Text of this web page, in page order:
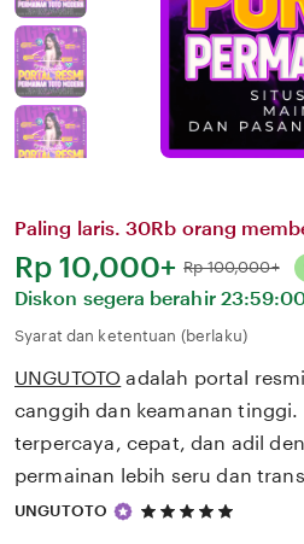
Paling laris. 30Rb orang
Harga:
Rp 10,000+ Normal:
Rp 100,000+
Diskon segera berahir
Syarat dan ketentuan (berlaku)
UNGUTOTO adalah portal
canggih dan keamanan
terpercaya, cepat, dan adil
permainan lebih seru dan
UNGUTOTO
5